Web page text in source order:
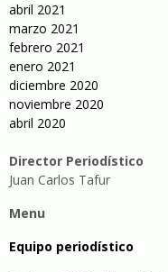
abril 2021
marzo 2021
febrero 2021
enero 2021
diciembre 2020
noviembre 2020
abril 2020
Director Periodístico
Juan Carlos Tafur
Menu
Equipo periodístico